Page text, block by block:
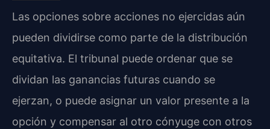
Las opciones sobre acciones no ejercidas aún
pueden dividirse como parte de la distribución
equitativa. El tribunal puede ordenar que se
dividan las ganancias futuras cuando se
ejerzan, o puede asignar un valor presente a la
opción y compensar al otro cónyuge con otros